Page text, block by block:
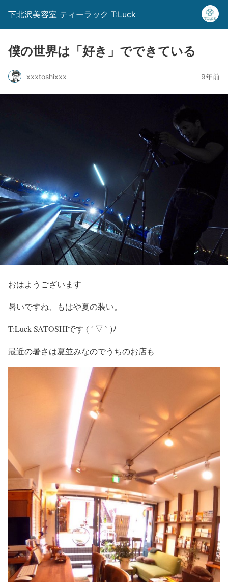
下北沢美容室 ティーラック T:Luck
僕の世界は「好き」でできている
xxxtoshixxx 9年前
おはようございます
暑いですね、もはや夏の装い。
T:Luck SATOSHIです ( ´ ▽ ` )ﾉ
最近の暑さは夏並みなのでうちのお店も